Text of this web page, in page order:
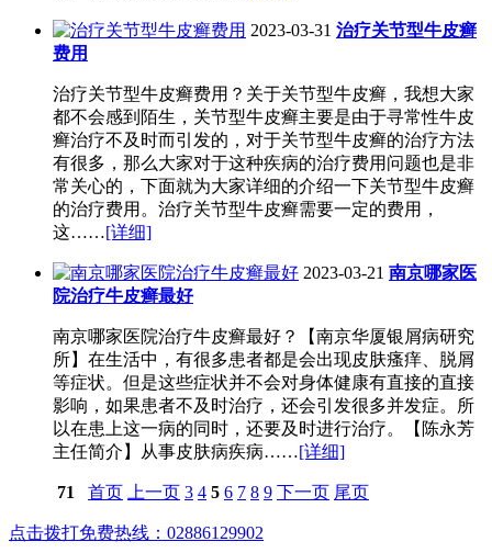
2023-03-31 治疗关节型牛皮癣
费用
治疗关节型牛皮癣费用？关于关节型牛皮癣，我想大家
都不会感到陌生，关节型牛皮癣主要是由于寻常性牛皮
癣治疗不及时而引发的，对于关节型牛皮癣的治疗方法
有很多，那么大家对于这种疾病的治疗费用问题也是非
常关心的，下面就为大家详细的介绍一下关节型牛皮癣
的治疗费用。治疗关节型牛皮癣需要一定的费用，
这……[详细]
2023-03-21 南京哪家医
院治疗牛皮癣最好
南京哪家医院治疗牛皮癣最好？【南京华厦银屑病研究
所】在生活中，有很多患者都是会出现皮肤瘙痒、脱屑
等症状。但是这些症状并不会对身体健康有直接的直接
影响，如果患者不及时治疗，还会引发很多并发症。所
以在患上这一病的同时，还要及时进行治疗。【陈永芳
主任简介】从事皮肤病疾病……[详细]
71 首页 上一页 3 4 5 6 7 8 9 下一页 尾页
点击拨打免费热线：02886129902